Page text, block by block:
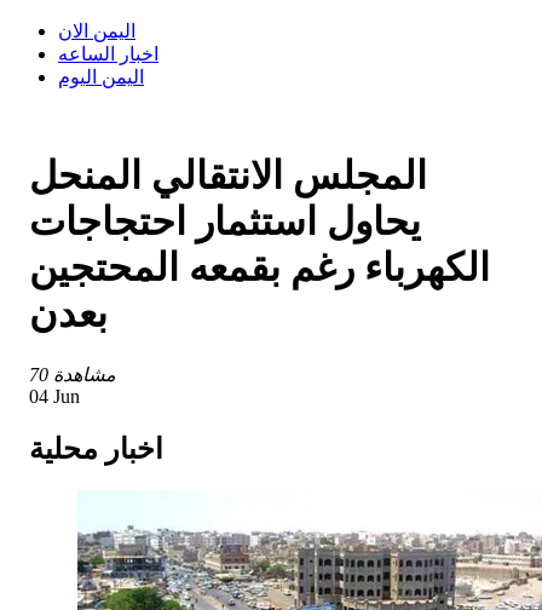
اليمن الان
اخبار الساعه
اليمن اليوم
المجلس الانتقالي المنحل
يحاول استثمار احتجاجات
الكهرباء رغم بقمعه المحتجين
بعدن
70 مشاهدة
04 Jun
اخبار محلية